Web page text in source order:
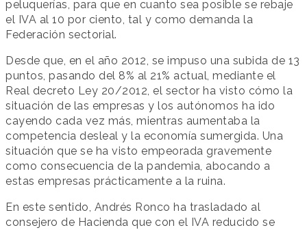
peluquerías, para que en cuanto sea posible se rebaje
el IVA al 10 por ciento, tal y como demanda la
Federación sectorial.
Desde que, en el año 2012, se impuso una subida de 13
puntos, pasando del 8% al 21% actual, mediante el
Real decreto Ley 20/2012, el sector ha visto cómo la
situación de las empresas y los autónomos ha ido
cayendo cada vez más, mientras aumentaba la
competencia desleal y la economía sumergida. Una
situación que se ha visto empeorada gravemente
como consecuencia de la pandemia, abocando a
estas empresas prácticamente a la ruina.
En este sentido, Andrés Ronco ha trasladado al
consejero de Hacienda que con el IVA reducido se